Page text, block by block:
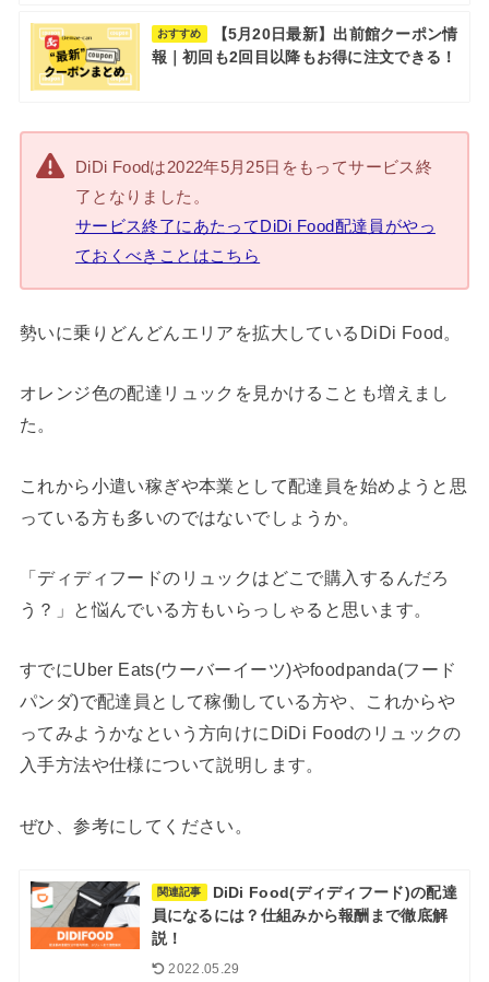
おすすめ
【5月20日最新】出前館クーポン情
報｜初回も2回目以降もお得に注文できる！
DiDi Foodは2022年5月25日をもってサービス終
了となりました。
サービス終了にあたってDiDi Food配達員がやっ
ておくべきことはこちら
勢いに乗りどんどんエリアを拡大しているDiDi Food。
オレンジ色の配達リュックを見かけることも増えまし
た。
これから小遣い稼ぎや本業として配達員を始めようと思
っている方も多いのではないでしょうか。
「ディディフードのリュックはどこで購入するんだろ
う？」と悩んでいる方もいらっしゃると思います。
すでにUber Eats(ウーバーイーツ)やfoodpanda(フード
パンダ)で配達員として稼働している方や、これからや
ってみようかなという方向けにDiDi Foodのリュックの
入手方法や仕様について説明します。
ぜひ、参考にしてください。
関連記事
DiDi Food(ディディフード)の配達
員になるには？仕組みから報酬まで徹底解
説！
2022.05.29